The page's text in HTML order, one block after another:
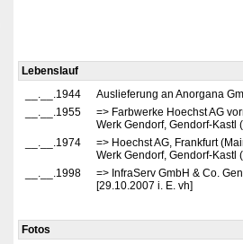
Lebenslauf
__.__.1944
Auslieferung an Anorgana
__.__.1955
=> Farbwerke Hoechst AG
Werk Gendorf, Gendorf-
__.__.1974
=> Hoechst AG, Frankfurt
Werk Gendorf, Gendorf-
__.__.1998
=> InfraServ GmbH & Co.
[29.10.2007 i. E. vh]
Fotos